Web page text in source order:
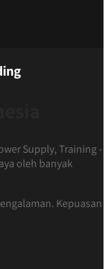
Supply, Training -
oleh banyak
Kepuasan